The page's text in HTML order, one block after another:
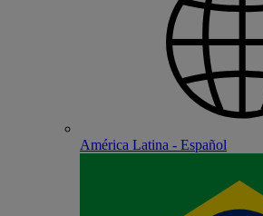
América Latina - Español